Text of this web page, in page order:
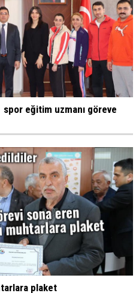
eğitim uzmanı göreve
plaket